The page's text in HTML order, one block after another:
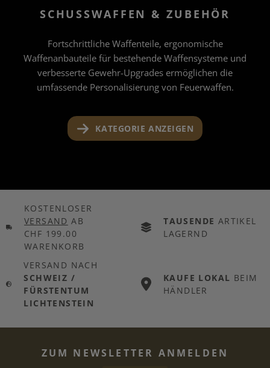
SCHUSSWAFFEN & ZUBEHÖR
Fortschrittliche Waffenteile, ergonomische
Waffenanbauteile für bestehende Waffensysteme und
verbesserte Gewehr-Upgrades ermöglichen die
umfassende Personalisierung von Feuerwaffen.
KATEGORIE ANZEIGEN
KOSTENLOSER
VERSAND AB
CHF 199.00
WARENKORB
TAUSENDE ARTIKEL
LAGERND
VERSAND NACH
SCHWEIZ /
FÜRSTENTUM
LICHTENSTEIN
KAUFE LOKAL BEIM
HÄNDLER
ZUM NEWSLETTER ANMELDEN